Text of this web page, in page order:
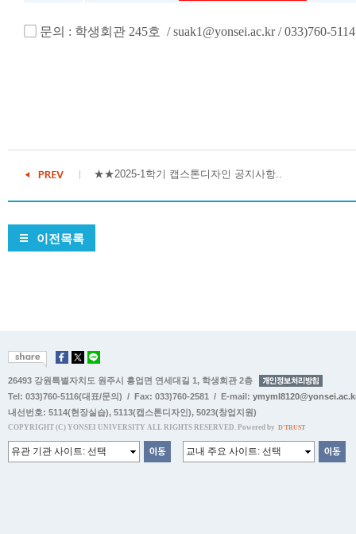
▢ 문의 : 학생회관 245호 / suak1@yonsei.ac.kr / 033)760-5114
★★2025-1학기 캡스톤디자인 공지사항..
이전목록
26493 강원특별자치도 원주시 흥업면 연세대길 1, 학생회관 2층
Tel: 033)760-5116(대표/문의) / Fax: 033)760-2581 / E-mail:
내선번호: 5114(현장실습), 5113(캡스톤디자인), 5023(창업지원)
COPYRIGHT (C) YONSEI UNIVERSITY ALL RIGHTS RESERVED. Powered by D'TRUST